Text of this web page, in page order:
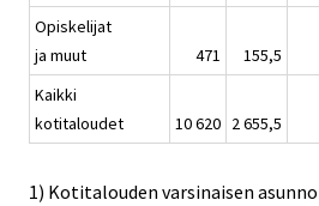
Opiskelijat
ja muut
471 155,5
Kaikki
kotitaloudet
10 620 2 655,5
1) Kotitalouden varsinaisen